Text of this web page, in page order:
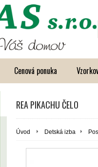
Cenová ponuka
REA PIKACHU ČELO
Úvod Detská izba